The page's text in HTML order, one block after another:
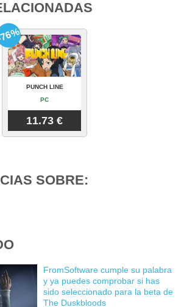
PUNCH LINE
PC
11.73 €
SOBRE:
FromSoftware cumple su palabra
y ya puedes comprobar si has
sido seleccionado para la beta de
The Duskbloods